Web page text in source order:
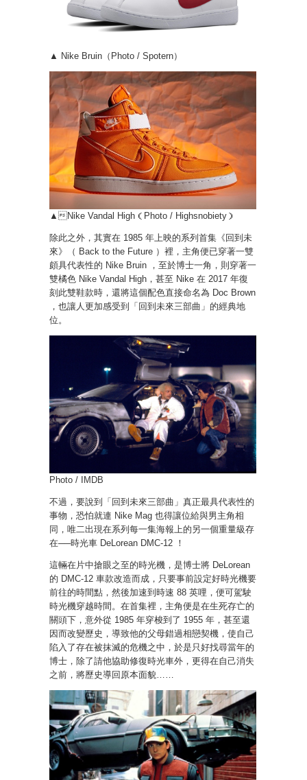
▲ Nike Bruin（Photo / Spotern）
▲Nike Vandal High（Photo / Highsnobiety）
除此之外，其實在 1985 年上映的系列首集《回到未
來》（ Back to the Future ）裡，主角便已穿著一雙
頗具代表性的 Nike Bruin ，至於博士一角，則穿著一
雙橘色 Nike Vandal High，甚至 Nike 在 2017 年復
刻此雙鞋款時，還將這個配色直接命名為 Doc Brown
，也讓人更加感受到「回到未來三部曲」的經典地
位。
Photo / IMDB
不過，要說到「回到未來三部曲」真正最具代表性的
事物，恐怕就連 Nike Mag 也得讓位給與男主角相
同，唯二出現在系列每一集海報上的另一個重量級存
在──時光車 DeLorean DMC-12 ！
這輛在片中搶眼之至的時光機，是博士將 DeLorean
的 DMC-12 車款改造而成，只要事前設定好時光機要
前往的時間點，然後加速到時速 88 英哩，便可駕駛
時光機穿越時間。在首集裡，主角便是在生死存亡的
關頭下，意外從 1985 年穿梭到了 1955 年，甚至還
因而改變歷史，導致他的父母錯過相戀契機，使自己
陷入了存在被抹滅的危機之中，於是只好找尋當年的
博士，除了請他協助修復時光車外，更得在自己消失
之前，將歷史導回原本面貌……